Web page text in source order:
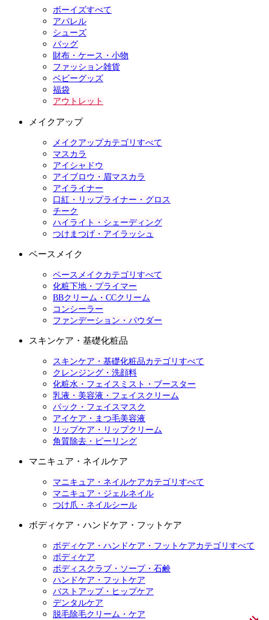
ボーイズすべて
アパレル
シューズ
バッグ
財布・ケース・小物
ファッション雑貨
ベビーグッズ
福袋
アウトレット
メイクアップ
メイクアップカテゴリすべて
マスカラ
アイシャドウ
アイブロウ・眉マスカラ
アイライナー
口紅・リップライナー・グロス
チーク
ハイライト・シェーディング
つけまつげ・アイラッシュ
ベースメイク
ベースメイクカテゴリすべて
化粧下地・プライマー
BBクリーム・CCクリーム
コンシーラー
ファンデーション・パウダー
スキンケア・基礎化粧品
スキンケア・基礎化粧品カテゴリすべて
クレンジング・洗顔料
化粧水・フェイスミスト・ブースター
乳液・美容液・フェイスクリーム
パック・フェイスマスク
アイケア・まつ毛美容液
リップケア・リップクリーム
角質除去・ピーリング
マニキュア・ネイルケア
マニキュア・ネイルケアカテゴリすべて
マニキュア・ジェルネイル
つけ爪・ネイルシール
ボディケア・ハンドケア・フットケア
ボディケア・ハンドケア・フットケアカテゴリすべて
ボディケア
ボディスクラブ・ソープ・石鹸
ハンドケア・フットケア
バストアップ・ヒップケア
デンタルケア
脱毛除毛クリーム・ケア